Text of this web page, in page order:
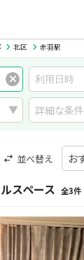
北区 赤羽駅
詳細な条件
並べ替え
スペース 全3件